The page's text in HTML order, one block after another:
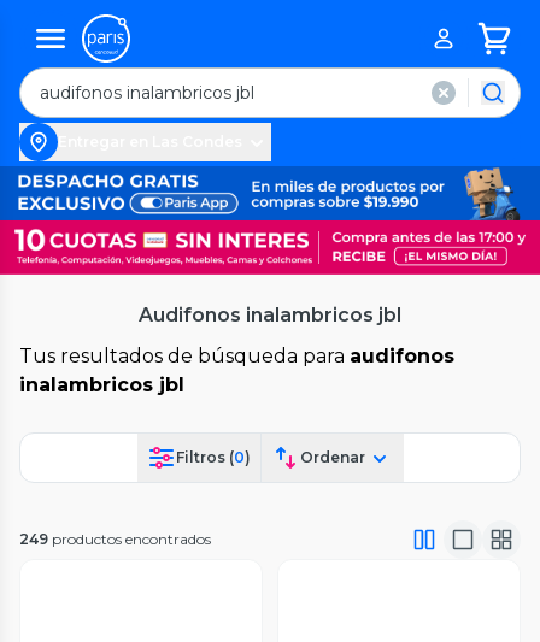
Audifonos inalambricos jbl
Tus resultados de búsqueda para audifonos
inalambricos jbl
Filtros (0) Ordenar
249 productos encontrados